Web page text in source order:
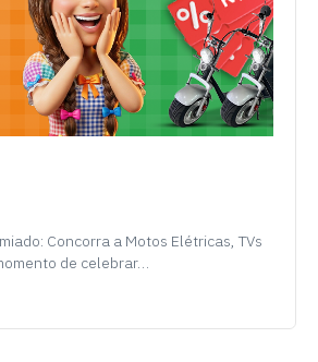
Concorra a Motos Elétricas, TVs
de celebrar…